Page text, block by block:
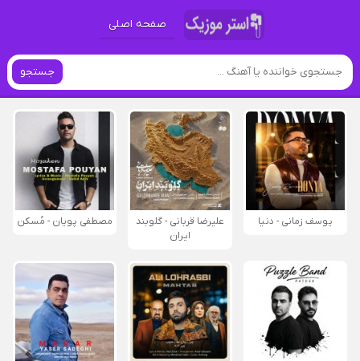
صفحه اصلی
جستجو
یوسف زمانی - دنیا
علیرضا قربانی - گلوبند
ایران
مصطفی پویان - مُسکن